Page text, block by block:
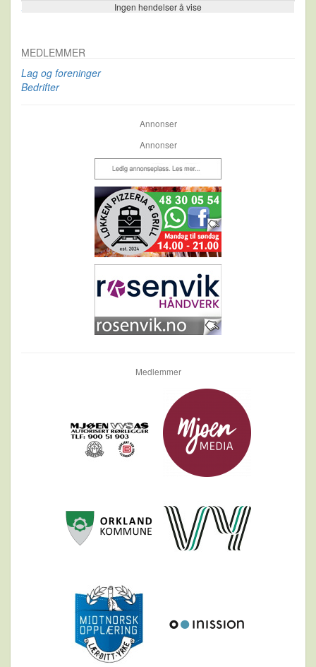
Ingen hendelser å vise
Se flere…
MEDLEMMER
Lag og foreninger
Bedrifter
Annonser
Annonser
Medlemmer